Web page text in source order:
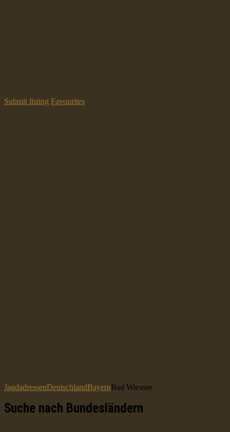
Submit listing Favourites
JagdadressenDeutschlandBayernBad Wiessee
Suche nach Bundesländern